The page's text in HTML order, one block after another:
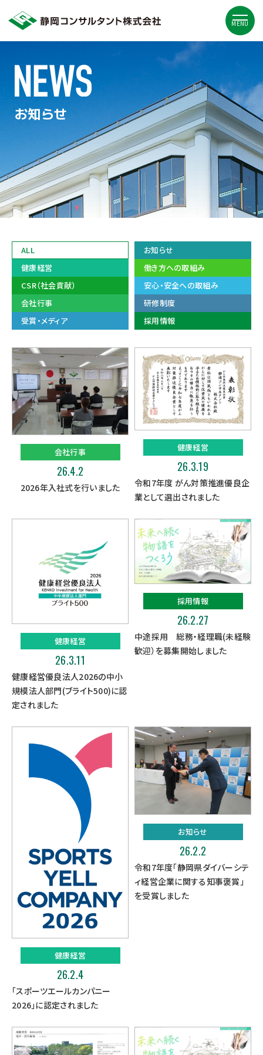
MENU
お知らせ
ALL
お知らせ
健康経営
働き方への取組み
CSR（社会貢献）
安心・安全への取組み
会社行事
研修制度
受賞・メディア
採用情報
会社行事
26.4.2
2026年入社式を行いました
健康経営
26.3.19
令和7年度 がん対策推進優良企
業として選出されました
健康経営
26.3.11
健康経営優良法人2026の中小
規模法人部門(ブライト500)に認
定されました
採用情報
26.2.27
中途採用 総務・経理職(未経験
歓迎）を募集開始しました
健康経営
26.2.4
「スポーツエールカンパニー
2026」に認定されました
お知らせ
26.2.2
令和7年度「静岡県ダイバーシテ
ィ経営企業に関する知事褒賞」
を受賞しました